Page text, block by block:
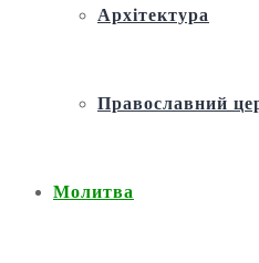
Архітектура
Православний
Молитва